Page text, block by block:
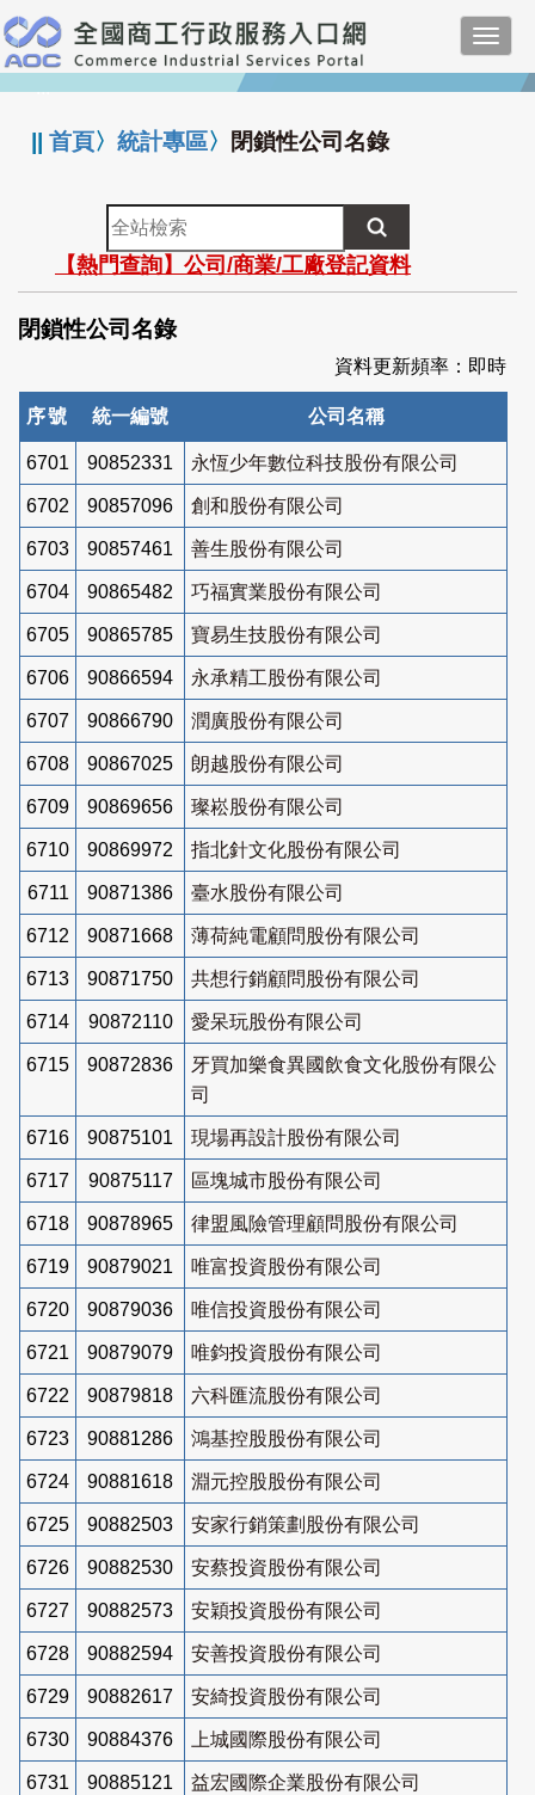
跳
到
主
要
:::
||首頁〉統計專區〉 閉鎖性公司名錄
全
站
檢
索
【熱門查詢】公司/商業/工廠登記資料
閉鎖性公司名錄
資料更新頻率：即時
序號 統一編號 公司名稱
6701 90852331 永恆少年數位科技股份有限公司
6702 90857096 創和股份有限公司
6703 90857461 善生股份有限公司
6704 90865482 巧福實業股份有限公司
6705 90865785 寶易生技股份有限公司
6706 90866594 永承精工股份有限公司
6707 90866790 潤廣股份有限公司
6708 90867025 朗越股份有限公司
6709 90869656 璨崧股份有限公司
6710 90869972 指北針文化股份有限公司
6711 90871386 臺水股份有限公司
6712 90871668 薄荷純電顧問股份有限公司
6713 90871750 共想行銷顧問股份有限公司
6714 90872110 愛呆玩股份有限公司
6715 90872836
牙買加樂食異國飲食文化股份有限公
司
6716 90875101 現場再設計股份有限公司
6717 90875117 區塊城市股份有限公司
6718 90878965 律盟風險管理顧問股份有限公司
6719 90879021 唯富投資股份有限公司
6720 90879036 唯信投資股份有限公司
6721 90879079 唯鈞投資股份有限公司
6722 90879818 六科匯流股份有限公司
6723 90881286 鴻基控股股份有限公司
6724 90881618 淵元控股股份有限公司
6725 90882503 安家行銷策劃股份有限公司
6726 90882530 安蔡投資股份有限公司
6727 90882573 安穎投資股份有限公司
6728 90882594 安善投資股份有限公司
6729 90882617 安綺投資股份有限公司
6730 90884376 上城國際股份有限公司
6731 90885121 益宏國際企業股份有限公司